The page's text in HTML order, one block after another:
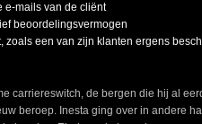
e-mails van de cliënt
beoordelingsvermogen
zoals een van zijn klanten ergens
carriereswitch, de bergen die hij al
beroep. Inesta ging over in andere